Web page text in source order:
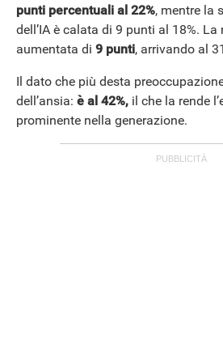
punti percentuali al 22%, mentre la
dell’IA è calata di 9 punti al 18%. La
aumentata di 9 punti, arrivando al
Il dato che più desta
dell’ansia: è al 42%, il che la rende
prominente nella generazione.